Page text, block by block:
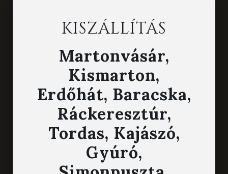
KISZÁLLÍTÁS
Martonvásár,
Kismarton,
Erdőhát, Baracska,
Ráckeresztúr,
Tordas, Kajászó,
Gyúró,